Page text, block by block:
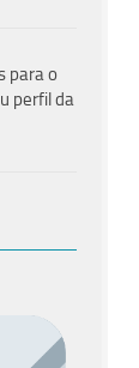
para o
perfil da